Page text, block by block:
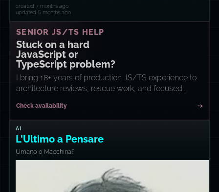
created 7 months ago
updated 6 months ago
SENIOR JS/TS HELP
Stuck on a hard
JavaScript or
TypeScript problem?
I bring 18+ years of production JS/TS experience to
architecture reviews, rescue work, and focused
Check availability ->
AI
L'Ultimo a Pensare
Umano o Macchina?